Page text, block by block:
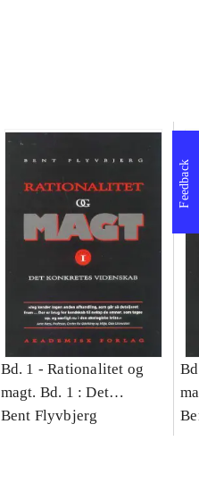
Bd. 1 -Rationalitet og
magt. Bd. 1 : Det
konkretes videnskab
Bent Flyvbjerg
Feedback